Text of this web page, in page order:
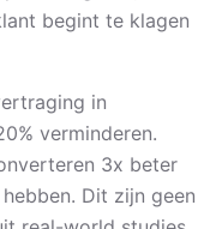
begint te klagen
in
verminderen.
3x beter
Dit zijn geen